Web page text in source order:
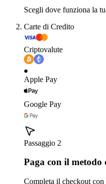
Scegli dove funziona la
Carte di Credito
Criptovalute
Apple Pay
Google Pay
Passaggio 2
Paga con il metodo
Completa il checkout